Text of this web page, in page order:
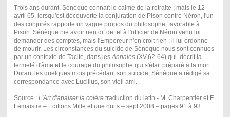
Trois ans durant, Sénèque connaît le calme de la retraite ; mais le 12
avril 65, lorsqu'est découverte la conjuration de Pison contre Néron, l'un
des conjurés rapporte un vague propos du philosophe, favorable à
Pison. Sénèque nie avoir rien dit de tel à l'officier de Néron venu lui
demander des comptes, mais l'Empereur n'en croit rien : il lui ordonne
de mourir. Les circonstances du suicide de Sénèque nous sont connues
par un contexte de Tacite, dans les Annales(XV,62-64) qui décrit la
fermeté d'âme et le courage du philosophe qui s'était préparé à la mort.
Durant les quelques mois précédant son suicide, Sénèque a rédigé sa
correspondance avec Lucilius, son vieil ami.
Source : L'Art d'apaiser la colèretraduction du latin - M. Charpentier et F.
Lemaistre – Editions Mille et une nuits – sept 2008 – pages 91 à 93